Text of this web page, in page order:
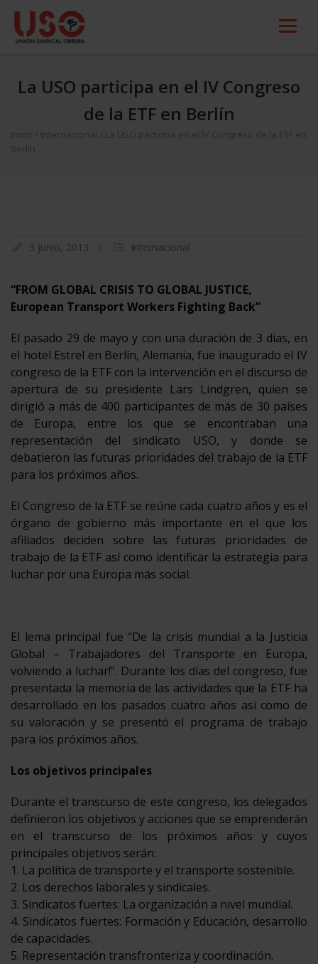
La USO participa en el IV Congreso
de la ETF en Berlín
Inicio Internacional
La USO participa en el IV Congreso de la ETF en
Berlín
3 junio, 2013 Internacional
“FROM GLOBAL CRISIS TO GLOBAL JUSTICE,
European Transport Workers Fighting Back”
El pasado 29 de mayo y con una duración de 3 días, en
el hotel Estrel en Berlín, Alemania, fue inaugurado el IV
congreso de la ETF con la intervención en el discurso de
apertura de su presidente Lars Lindgren, quien se
dirigió a más de 400 participantes de más de 30 países
de Europa, entre los que se encontraban una
representación del sindicato USO, y donde se
debatieron las futuras prioridades del trabajo de la ETF
para los próximos años.
El Congreso de la ETF se reúne cada cuatro años y es el
órgano de gobierno más importante en el que los
afiliados deciden sobre las futuras prioridades de
trabajo de la ETF así como identificar la estrategia para
luchar por una Europa más social.
El lema principal fue “De la crisis mundial a la Justicia
Global – Trabajadores del Transporte en Europa,
volviendo a luchar!”. Durante los días del congreso, fue
presentada la memoria de las actividades que la ETF ha
desarrollado en los pasados cuatro años así como de
su valoración y se presentó el programa de trabajo
para los próximos años.
Los objetivos principales
Durante el transcurso de este congreso, los delegados
definieron los objetivos y acciones que se emprenderán
en el transcurso de los próximos años y cuyos
principales objetivos serán:
1. La política de transporte y el transporte sostenible.
2. Los derechos laborales y sindicales.
3. Sindicatos fuertes: La organización a nivel mundial.
4. Sindicatos fuertes: Formación y Educación, desarrollo
de capacidades.
5. Representación transfronteriza y coordinación.